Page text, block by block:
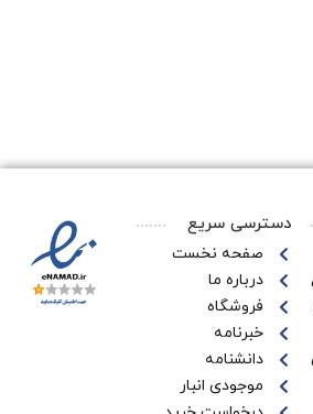
دسترسی سریع
صفحه نخست
درباره ما
فروشگاه
خبرنامه
دانشنامه
موجودی انبار